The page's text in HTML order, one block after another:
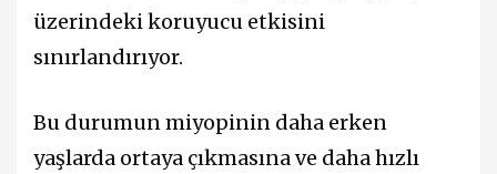
üzerindeki koruyucu etkisini
sınırlandırıyor.
Bu durumun miyopinin daha erken
yaşlarda ortaya çıkmasına ve daha hızlı